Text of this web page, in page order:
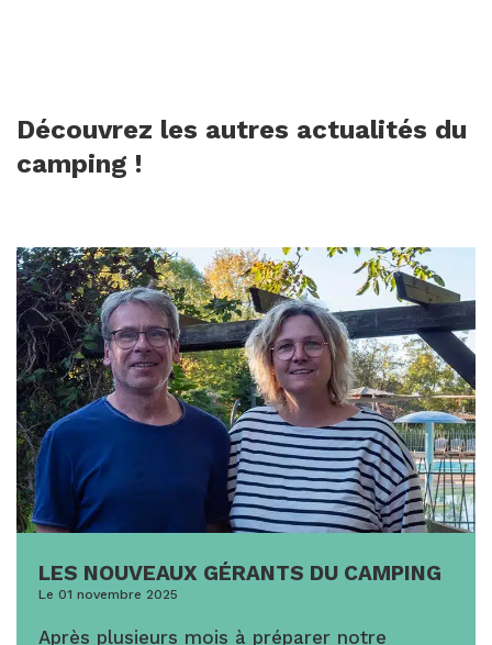
Découvrez les autres actualités du
camping !
LES NOUVEAUX GÉRANTS DU CAMPING
Le 01 novembre 2025
Après plusieurs mois à préparer notre